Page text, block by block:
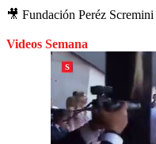
🎥 Fundación Peréz Scremini
Videos Semana